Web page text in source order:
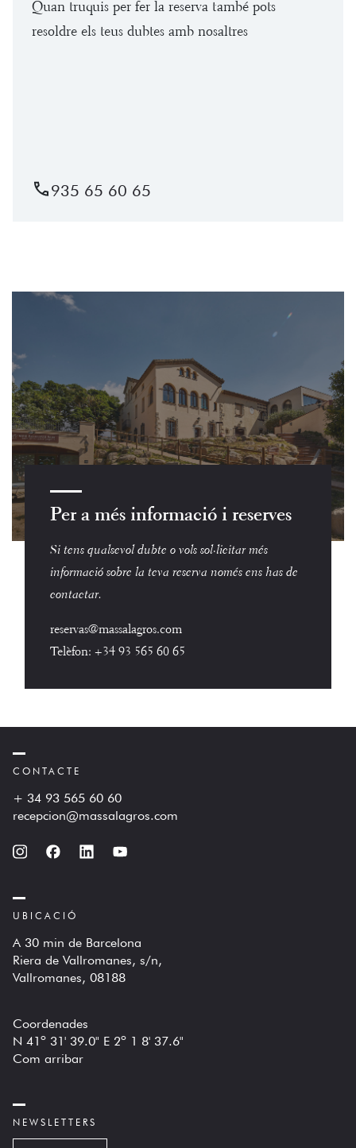
Quan truquis per fer la reserva també pots
resoldre els teus dubtes amb nosaltres
935 65 60 65
Per a més informació i reserves
Si tens qualsevol dubte o vols sol·licitar més
informació sobre la teva reserva només ens has de
contactar.
reservas@massalagros.com
Telèfon: +34 93 565 60 65
CONTACTE
+ 34 93 565 60 60
recepcion@massalagros.com
UBICACIÓ
A 30 min de Barcelona
Riera de Vallromanes, s/n,
Vallromanes, 08188
Coordenades
N 41º 31' 39.0" E 2º 1 8' 37.6"
Com arribar
NEWSLETTERS